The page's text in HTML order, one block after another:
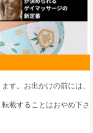
す。お出かけの前には、
載することはおやめ下さ